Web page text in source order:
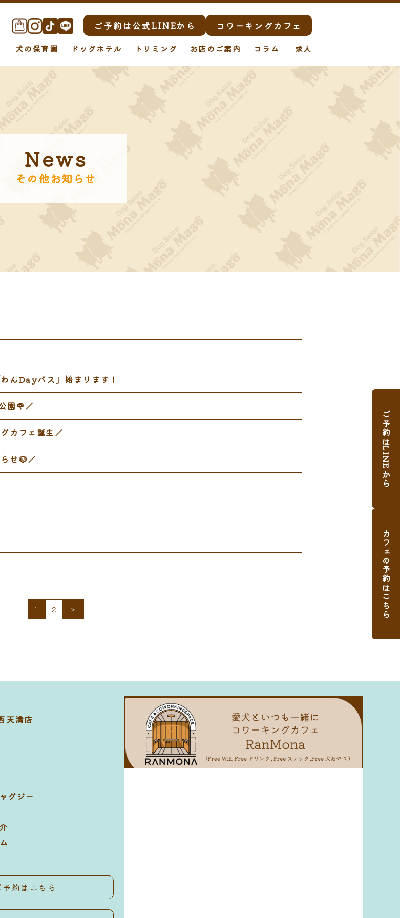
ご予約は公式LINEから コワーキングカフェ
犬の保育園 ドッグホテル トリミング お店のご案内 コラム 求人
ご予約はLINEから
カフェの予約はこちら
その他お知らせ
News
んDayパス」始まります！
園🌹／
カフェ誕生／
せ🐶／
1 2 ＞
天満店
グジー
予約はこちら